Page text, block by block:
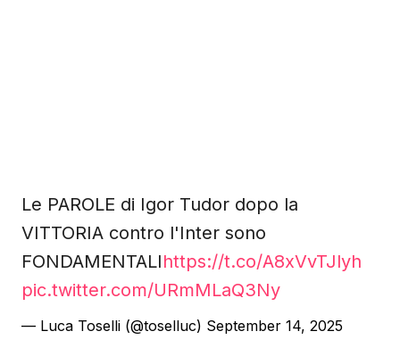
Le PAROLE di Igor Tudor dopo la
VITTORIA contro l'Inter sono
FONDAMENTALIhttps://t.co/A8xVvTJlyh
pic.twitter.com/URmMLaQ3Ny
— Luca Toselli (@toselluc) September 14, 2025